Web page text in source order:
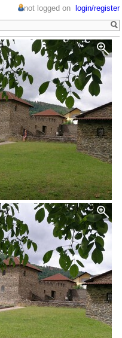
not logged on login/register